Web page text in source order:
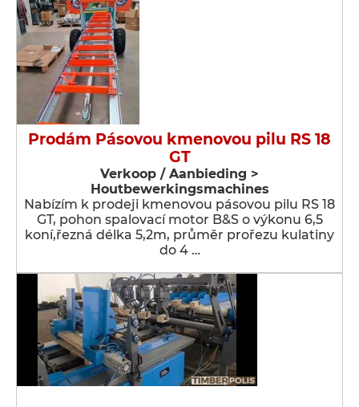
Prodám Pásovou kmenovou pilu RS 18
GT
Verkoop / Aanbieding >
Houtbewerkingsmachines
Nabízím k prodeji kmenovou pásovou pilu RS 18
GT, pohon spalovací motor B&S o výkonu 6,5
koní,řezná délka 5,2m, průměr prořezu kulatiny
do 4 …